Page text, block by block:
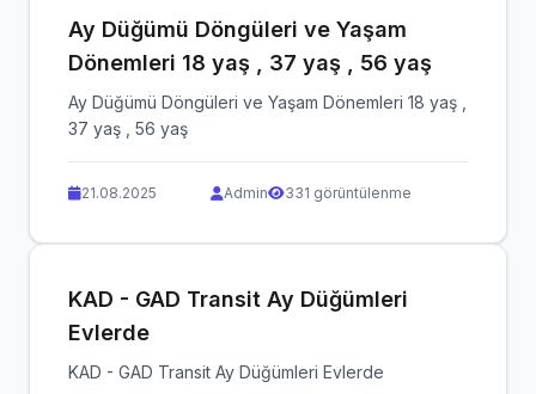
Ay Düğümü Döngüleri ve Yaşam
Dönemleri 18 yaş , 37 yaş , 56 yaş
Ay Düğümü Döngüleri ve Yaşam Dönemleri 18 yaş ,
37 yaş , 56 yaş
21.08.2025 Admin 331 görüntülenme
KAD - GAD Transit Ay Düğümleri
Evlerde
KAD - GAD Transit Ay Düğümleri Evlerde